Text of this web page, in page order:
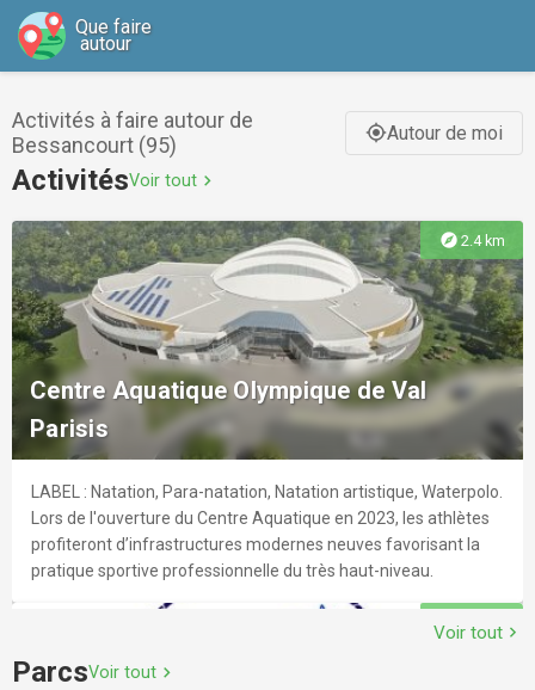
Que faire
autour
Activités à faire autour de
Bessancourt (95)
gps_fixedAutour de moi
ActivitésVoir tout chevron_right
explore 2.4 km
Centre Aquatique Olympique de Val
Parisis
LABEL : Natation, Para-natation, Natation artistique, Waterpolo.
Lors de l'ouverture du Centre Aquatique en 2023, les athlètes
profiteront d’infrastructures modernes neuves favorisant la
pratique sportive professionnelle du très haut-niveau.
explore
Voir tout chevron_right
ParcsVoir tout chevron_right